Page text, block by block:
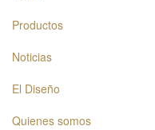
Productos
Noticias
El Diseño
Quienes somos